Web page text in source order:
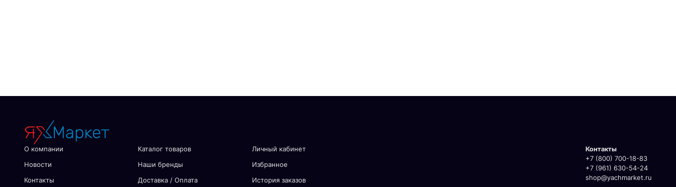
О компании
Новости
Контакты
Каталог товаров
Наши бренды
Доставка / Оплата
Личный кабинет
Избранное
История заказов
Контакты
+7 (800) 700-18-83
+7 (961) 630-54-24
shop@yachmarket.ru